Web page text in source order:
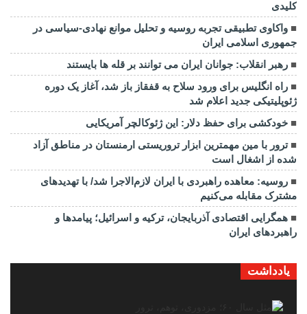
کلیدی
واکاوی تطبیقی تجربه روسیه و تحلیل موانع نهادی-سیاسی در
جمهوری اسلامی ایران
رهبر انقلاب: جوانان ایران می توانند بر قله ها بایستند
راه انگلیس برای ورود سلاح به قفقاز باز شد، آغاز یک دوره
ژئوپلیتیکی جدید اعلام شد
خودکشی برای حفظ دلار: این ژئوکالچر آمریکایی
ترور با مین مهمترین ابزار تروریستی ارمنستان در مناطق آزاد
شده از اشغال است
روسیه: معاهده راهبردی با ایران لازم‌الاجرا شد/ با تهدیدهای
مشترک مقابله می‌کنیم
همگرایی اقتصادی آذربایجان، ترکیه و اسرائیل؛ پیامدها و
راهبردهای ایران
یادداشت